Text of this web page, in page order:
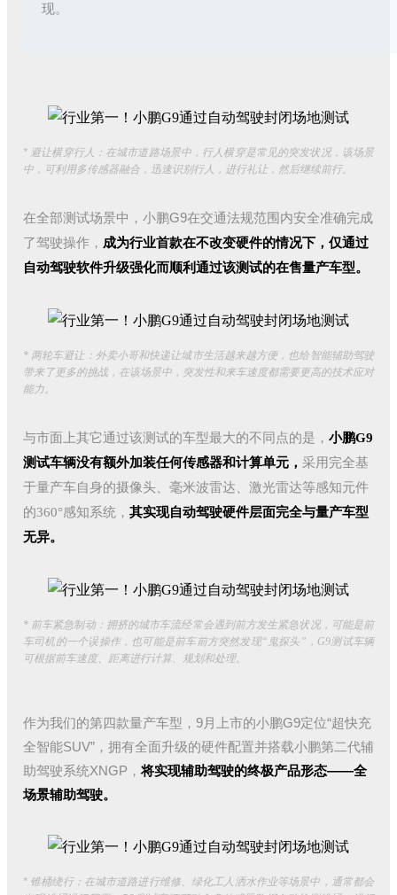
现。
* 避让横穿行人：在城市道路场景中，行人横穿是常见的突发状况，该场景
中，可利用多传感器融合，迅速识别行人，进行礼让，然后继续前行。
在全部测试场景中，小鹏G9在交通法规范围内安全准确完成
了驾驶操作， 成为行业首款在不改变硬件的情况下，仅通过
自动驾驶软件升级强化而顺利通过该测试的在售量产车型。
* 两轮车避让：外卖小哥和快递让城市生活越来越方便，也给智能辅助驾驶
带来了更多的挑战，在该场景中，突发性和来车速度都需要更高的技术应对
能力。
与市面上其它通过该测试的车型最大的不同点的是， 小鹏G9
测试车辆没有额外加装任何传感器和计算单元 ， 采用完全基
于量产车自身的摄像头、毫米波雷达、激光雷达等感知元件
的360°感知系统， 其实现自动驾驶硬件层面完全与量产车型
无异。
* 前车紧急制动：拥挤的城市车流经常会遇到前方发生紧急状况，可能是前
车司机的一个误操作，也可能是前车前方突然发现“鬼探头”，G9测试车辆
可根据前车速度、距离进行计算、规划和处理。
作为我们的第四款量产车型，9月上市的小鹏G9定位“超快充
全智能SUV”，拥有全面升级的硬件配置并搭载小鹏第二代辅
助驾驶系统XNGP，将实现辅助驾驶的终极产品形态——全
场景辅助驾驶。
* 锥桶绕行：在城市道路进行维修、绿化工人洒水作业等场景中，通常都会